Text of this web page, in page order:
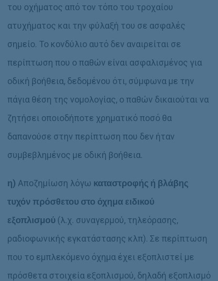
του οχήματος από τον τόπο του τροχαίου
ατυχήματος και την φύλαξή του σε ασφαλές
σημείο. Το κονδύλιο αυτό δεν αναιρείται σε
περίπτωση που ο παθών είναι ασφαλισμένος για
οδική βοήθεια, δεδομένου ότι, σύμφωνα με την
πάγια θέση της νομολογίας, ο παθών δικαιούται να
ζητήσει οποιοδήποτε χρηματικό ποσό θα
δαπανούσε στην περίπτωση που δεν ήταν
συμβεβλημένος με οδική βοήθεια.
η) Αποζημίωση λόγω καταστροφής ή βλάβης
τυχόν πρόσθετου στο όχημα ειδικού
εξοπλισμού (λ.χ. συναγερμού, τηλεόρασης,
ραδιοφωνικής εγκατάστασης κλπ). Σε περίπτωση
που το εμπλεκόμενο όχημα έχει εξοπλιστεί με
πρόσθετα στοιχεία εξοπλισμού, δηλαδή εξοπλισμό